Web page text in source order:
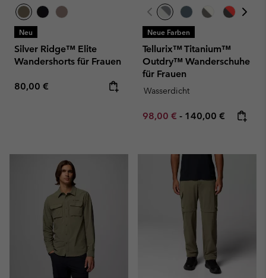
Neu
Silver Ridge™ Elite
Wandershorts für Frauen
Regular price:
80,00 €
Neue Farben
Tellurix™ Titanium™
Outdry™ Wanderschuhe
für Frauen
Wasserdicht
Minimum sale price:
98,00 € - Maximum price:
140,00 €